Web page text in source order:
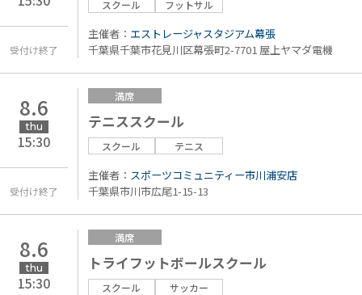
受付け終了
スクール フットサル
主催者： エストレージャスタジアム幕張
千葉県千葉市花見川区幕張町2-7701 屋上ヤマダ電機
8.6
thu
15:30
受付け終了
満席
テニススクール
スクール テニス
主催者： スポーツコミュニティー市川浦安店
千葉県市川市広尾1-15-13
8.6
thu
15:30
満席
トライフットボールスクール
スクール サッカー